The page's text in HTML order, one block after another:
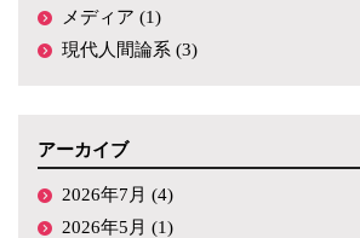
メディア (1)
現代人間論系 (3)
アーカイブ
2026年7月 (4)
2026年5月 (1)